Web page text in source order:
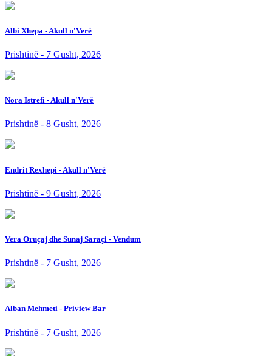
Albi Xhepa - Akull n'Verë
Prishtinë - 7 Gusht, 2026
Nora Istrefi - Akull n'Verë
Prishtinë - 8 Gusht, 2026
Endrit Rexhepi - Akull n'Verë
Prishtinë - 9 Gusht, 2026
Vera Oruçaj dhe Sunaj Saraçi - Vendum
Prishtinë - 7 Gusht, 2026
Alban Mehmeti - Priview Bar
Prishtinë - 7 Gusht, 2026